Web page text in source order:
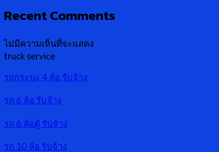
Recent Comments
ไม่มีความเห็นที่จะแสดง
truck service
รถกระบะ 4 ล้อ รับจ้าง
รถ 6 ล้อ รับจ้าง
รถ 6 ล้อตู้ รับจ้าง
รถ 10 ล้อ รับจ้าง